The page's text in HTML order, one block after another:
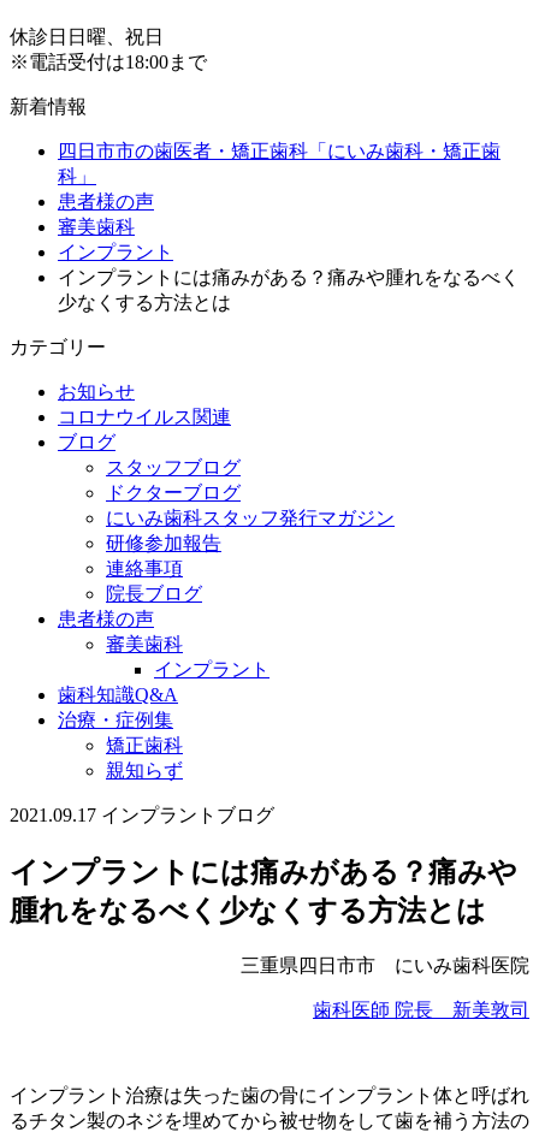
休診日 日曜、祝日
※電話受付は18:00まで
新着情報
四日市市の歯医者・矯正歯科「にいみ歯科・矯正歯
科」
患者様の声
審美歯科
インプラント
インプラントには痛みがある？痛みや腫れをなるべく
少なくする方法とは
カテゴリー
お知らせ
コロナウイルス関連
ブログ
スタッフブログ
ドクターブログ
にいみ歯科スタッフ発行マガジン
研修参加報告
連絡事項
院長ブログ
患者様の声
審美歯科
インプラント
歯科知識Q&A
治療・症例集
矯正歯科
親知らず
2021.09.17 インプラント ブログ
インプラントには痛みがある？痛みや
腫れをなるべく少なくする方法とは
三重県四日市市 にいみ歯科医院
歯科医師 院長 新美敦司
インプラント治療は失った歯の骨にインプラント体と呼ばれ
るチタン製のネジを埋めてから被せ物をして歯を補う方法の